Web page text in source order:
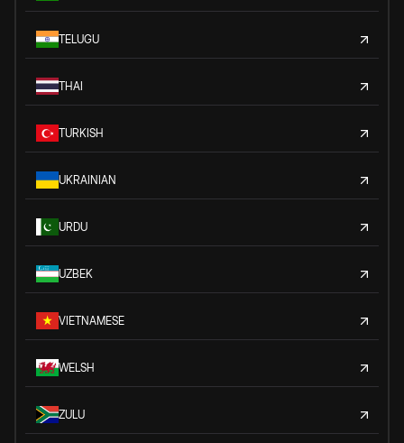
TELUGU
THAI
TURKISH
UKRAINIAN
URDU
UZBEK
VIETNAMESE
WELSH
ZULU